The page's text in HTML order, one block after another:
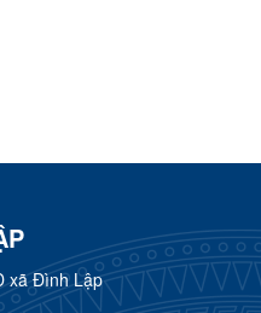
xã Đình Lập